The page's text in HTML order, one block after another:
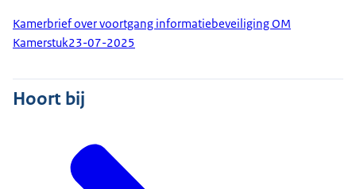
Kamerbrief over voortgang informatiebeveiliging OM
Kamerstuk23-07-2025
Hoort bij